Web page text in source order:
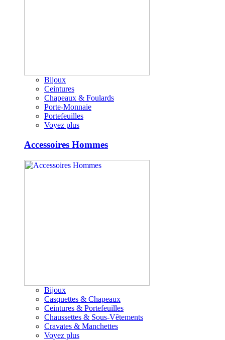
Bijoux
Ceintures
Chapeaux & Foulards
Porte-Monnaie
Portefeuilles
Voyez plus
Accessoires Hommes
Bijoux
Casquettes & Chapeaux
Ceintures & Portefeuilles
Chaussettes & Sous-Vêtements
Cravates & Manchettes
Voyez plus